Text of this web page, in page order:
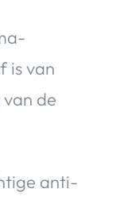
is van
de
anti-